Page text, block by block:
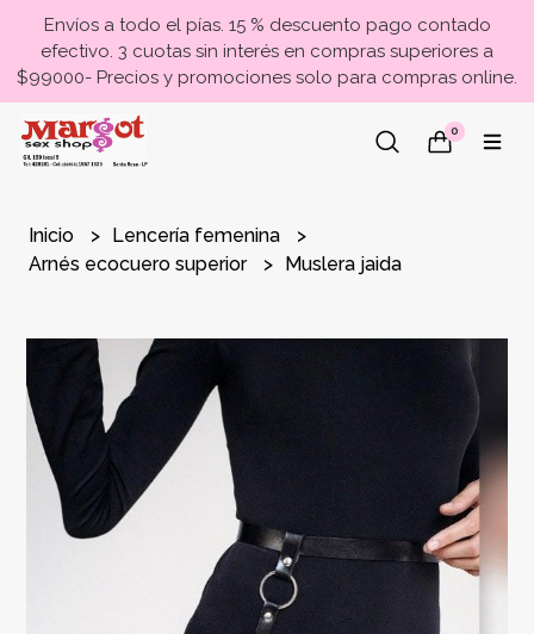
Envíos a todo el pías. 15 % descuento pago contado
efectivo. 3 cuotas sin interés en compras superiores a
$99000- Precios y promociones solo para compras online.
0
Inicio
Lencería femenina
Arnés ecocuero superior
Muslera jaida